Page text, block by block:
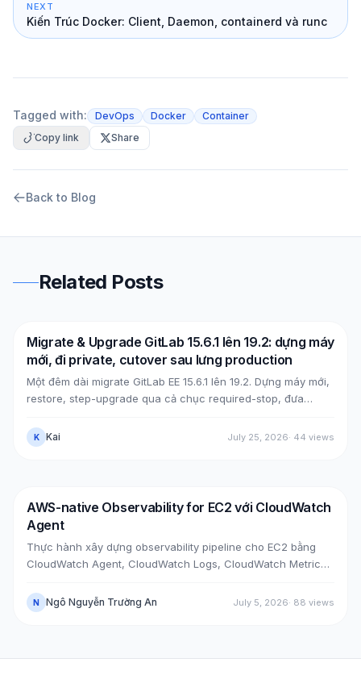
NEXT
Kiến Trúc Docker: Client, Daemon, containerd và runc
Tagged with: DevOps Docker
Container
Copy link
Share
Back to Blog
Related Posts
DevOps AWS
Migrate & Upgrade GitLab 15.6.1 lên 19.2: dựng máy
mới, đi private, cutover sau lưng production
Một đêm dài migrate GitLab EE 15.6.1 lên 19.2. Dựng máy mới,
restore, step-upgrade qua cả chục required-stop, đưa
PrivateLink + Transit Gateway), rồi cutover bằng split-
horizon DNS, tất cả mà không đụng máy cũ. Kèm các case
K Kai July 25, 2026· 44 views
DevOps AWS
AWS-native Observability for EC2 với CloudWatch
Agent
Thực hành xây dựng observability pipeline cho EC2 bằng
CloudWatch Agent, CloudWatch Logs, CloudWatch Metrics,
agent trên EC2 đã có sẵn và bootstrap agent ngay khi
launch EC2 mới.
N Ngô Nguyễn Trường An July 5, 2026· 88 views